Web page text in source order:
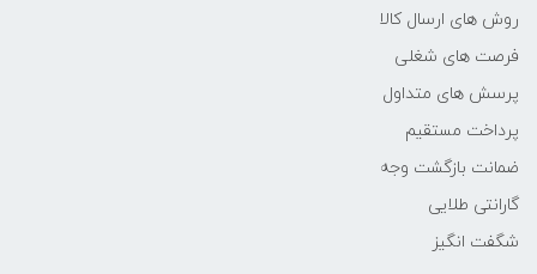
امکان ضبط بر روی حافظه خارجی
روش های ارسال کالا
فرصت های شغلی
پرسش های متداول
پرداخت مستقیم
ضمانت بازگشت وجه
گارانتی طلایی
شگفت انگیز